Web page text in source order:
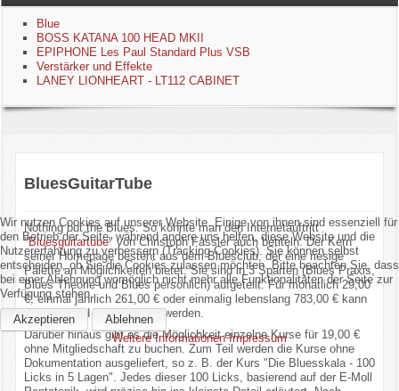
Links
Gästebuch
Blue
BOSS KATANA 100 HEAD MKII
EPIPHONE Les Paul Standard Plus VSB
Verstärker und Effekte
LANEY LIONHEART - LT112 CABINET
BluesGuitarTube
Nothing but the Blues. So könnte man den Internetauftritt
"Bluesguitartube" von Christoph Fässler auch betiteln. Der Kern
seiner Homepage besteht aus dem Bluesclub, der eine riesige
Palette an Möglichkeiten bietet. Sie sind in 3 Sparten (Blues Praxis,
Blues Theorie und Blues persönlich) aufgeteilt. Für monatlich 29,00
€, einmal jährlich 261,00 € oder einmalig lebenslang 783,00 € kann
man Mitglied im Bluesclub werden.
Darüber hinaus gibt es die Möglichkeit einzelne Kurse für 19,00 €
ohne Mitgliedschaft zu buchen. Zum Teil werden die Kurse ohne
Dokumentation ausgeliefert, so z. B. der Kurs "Die Bluesskala - 100
Licks in 5 Lagen". Jedes dieser 100 Licks, basierend auf der E-Moll
Wir nutzen Cookies auf unserer Website. Einige von ihnen sind essenziell für
den Betrieb der Seite, während andere uns helfen, diese Website und die
Nutzererfahrung zu verbessern (Tracking Cookies). Sie können selbst
entscheiden, ob Sie die Cookies zulassen möchten. Bitte beachten Sie, dass
bei einer Ablehnung womöglich nicht mehr alle Funktionalitäten der Seite zur
Verfügung stehen.
Akzeptieren
Ablehnen
Weitere Informationen Impressum